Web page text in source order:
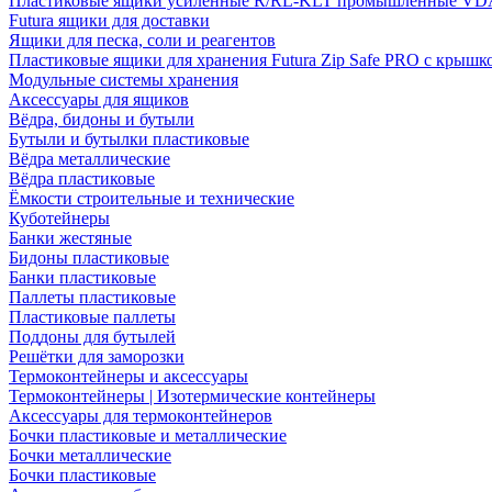
Futura ящики для доставки
Ящики для песка, соли и реагентов
Пластиковые ящики для хранения Futura Zip Safe PRO с
Модульные системы хранения
Аксессуары для ящиков
Вёдра, бидоны и бутыли
Бутыли и бутылки пластиковые
Вёдра металлические
Вёдра пластиковые
Ёмкости строительные и технические
Куботейнеры
Банки жестяные
Бидоны пластиковые
Банки пластиковые
Паллеты пластиковые
Пластиковые паллеты
Поддоны для бутылей
Решётки для заморозки
Термоконтейнеры и аксессуары
Термоконтейнеры | Изотермические контейнеры
Аксессуары для термоконтейнеров
Бочки пластиковые и металлические
Бочки металлические
Бочки пластиковые